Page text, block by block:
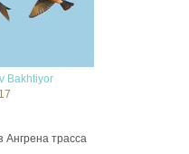
Bakhtiyor
Ангрена трасса